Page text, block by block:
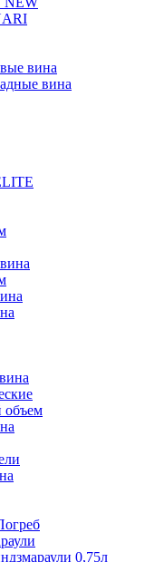
вина
вина
объем
0,75л